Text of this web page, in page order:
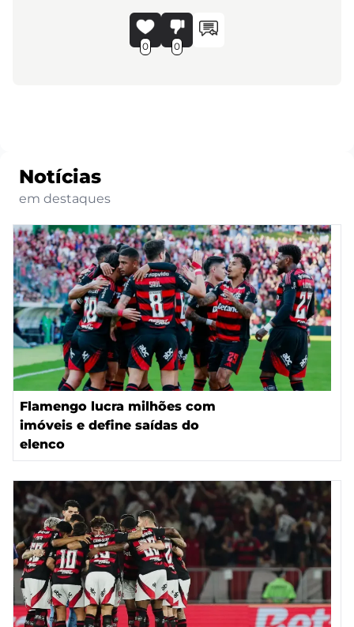
0 0
Notícias
em destaques
Flamengo lucra milhões com
imóveis e define saídas do
elenco